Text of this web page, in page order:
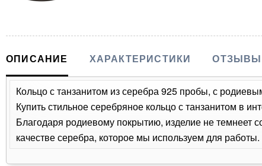
ОПИСАНИЕ ХАРАКТЕРИСТИКИ ОТЗЫВЫ
Кольцо с танзанитом из серебра 925 пробы, с
Купить стильное серебряное кольцо с танзанитом в
Благодаря родиевому покрытию, изделие не
качестве серебра, которое мы используем для работы.